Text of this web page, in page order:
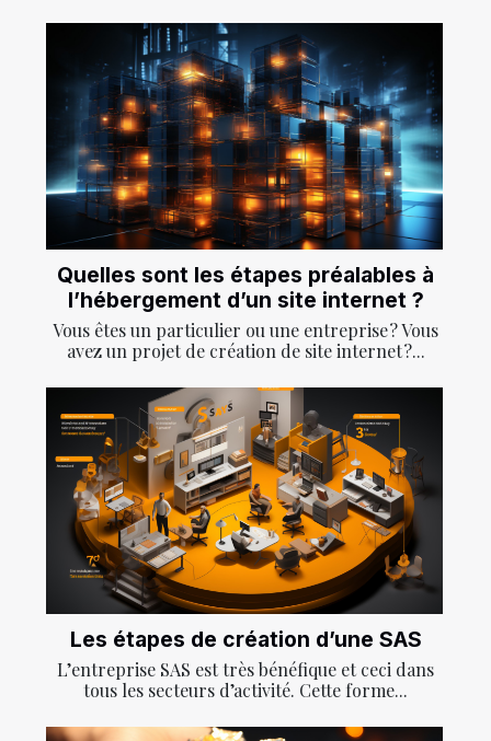
Quelles sont les étapes préalables à
l’hébergement d’un site internet ?
Vous êtes un particulier ou une entreprise ? Vous
avez un projet de création de site internet ?...
Les étapes de création d’une SAS
L’entreprise SAS est très bénéfique et ceci dans
tous les secteurs d’activité. Cette forme...